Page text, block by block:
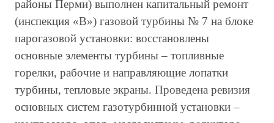
районы Перми) выполнен капитальный ремонт
(инспекция «В») газовой турбины № 7 на блоке
парогазовой установки: восстановлены
основные элементы турбины – топливные
горелки, рабочие и направляющие лопатки
турбины, тепловые экраны. Проведена ревизия
основных систем газотурбинной установки –